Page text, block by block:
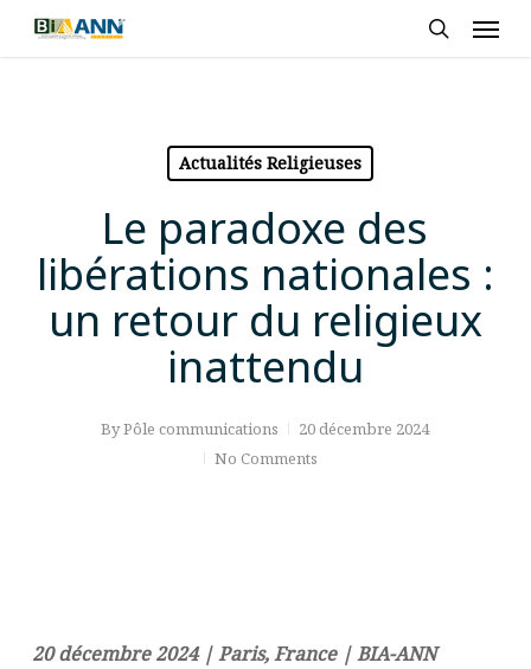
Skip
Actualités Religieuses
Le paradoxe des
libérations nationales :
un retour du religieux
inattendu
ByPôle communications
20 décembre 2024
No Comments
20 décembre 2024 | Paris, France | BIA-ANN